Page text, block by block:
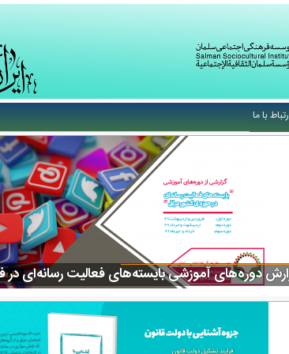
با ما
دوره‌های آموزشی بایسته‌های فعالیت رسانه‌ای